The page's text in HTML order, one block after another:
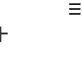
☰